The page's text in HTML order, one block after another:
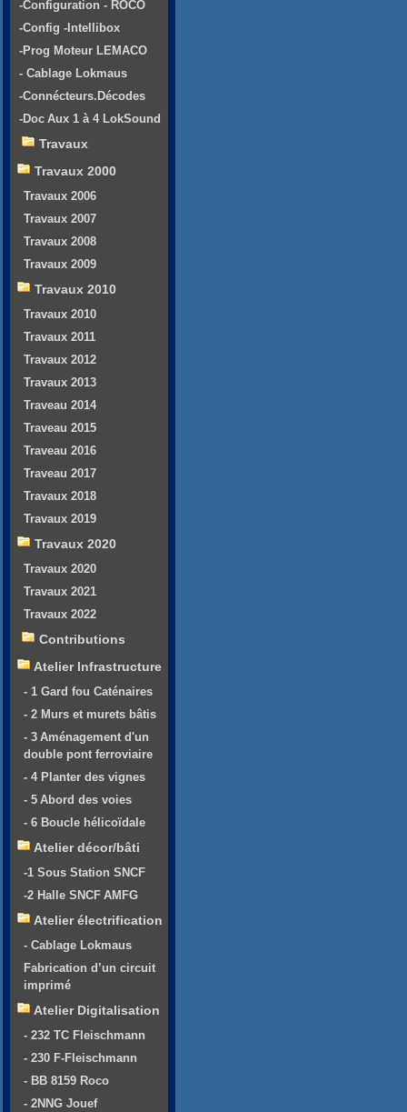
-Configuration - ROCO
-Config -Intellibox
-Prog Moteur LEMACO
- Cablage Lokmaus
-Connécteurs.Décodes
-Doc Aux 1 à 4 LokSound
Travaux
Travaux 2000
Travaux 2006
Travaux 2007
Travaux 2008
Travaux 2009
Travaux 2010
Travaux 2010
Travaux 2011
Travaux 2012
Travaux 2013
Traveau 2014
Traveau 2015
Traveau 2016
Traveau 2017
Travaux 2018
Travaux 2019
Travaux 2020
Travaux 2020
Travaux 2021
Travaux 2022
Contributions
Atelier Infrastructure
- 1 Gard fou Caténaires
- 2 Murs et murets bâtis
- 3 Aménagement d'un
double pont ferroviaire
- 4 Planter des vignes
- 5 Abord des voies
- 6 Boucle hélicoïdale
Atelier décor/bâti
-1 Sous Station SNCF
-2 Halle SNCF AMFG
Atelier électrification
- Cablage Lokmaus
Fabrication d’un circuit
imprimé
Atelier Digitalisation
- 232 TC Fleischmann
- 230 F-Fleischmann
- BB 8159 Roco
- 2NNG Jouef